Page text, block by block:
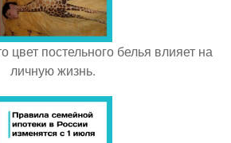
цвет постельного белья влияет на
личную жизнь.